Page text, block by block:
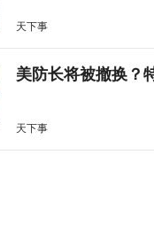
天下事
美防长将被撤换？
天下事